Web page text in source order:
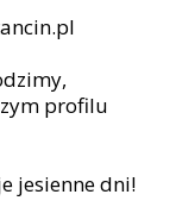
profilu
jesienne dni!